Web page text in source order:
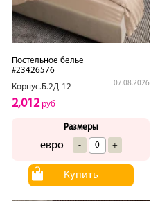
Постельное белье
#23426576
Корпус.Б.2Д-12
07.08.2026
2,012руб
Размеры
евро - +
Купить